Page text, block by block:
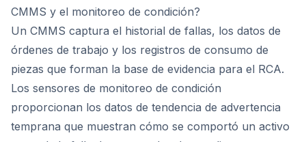
CMMS y el monitoreo de condición?
Un CMMS captura el historial de fallas, los datos de
órdenes de trabajo y los registros de consumo de
piezas que forman la base de evidencia para el RCA.
Los sensores de monitoreo de condición
proporcionan los datos de tendencia de advertencia
temprana que muestran cómo se comportó un activo